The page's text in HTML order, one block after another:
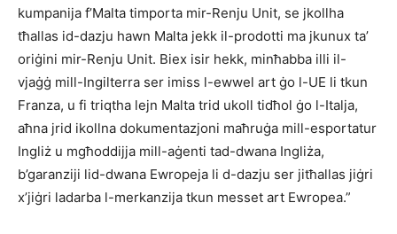
kumpanija f’Malta timporta mir-Renju Unit, se jkollha
tħallas id-dazju hawn Malta jekk il-prodotti ma jkunux ta’
oriġini mir-Renju Unit. Biex isir hekk, minħabba illi il-
vjaġġ mill-Ingilterra ser imiss l-ewwel art ġo l-UE li tkun
Franza, u fi triqtha lejn Malta trid ukoll tidħol ġo l-Italja,
aħna jrid ikollna dokumentazjoni maħruġa mill-esportatur
Ingliż u mgħoddijja mill-aġenti tad-dwana Ingliża,
b’garanziji lid-dwana Ewropeja li d-dazju ser jitħallas jiġri
x’jiġri ladarba l-merkanzija tkun messet art Ewropea.”